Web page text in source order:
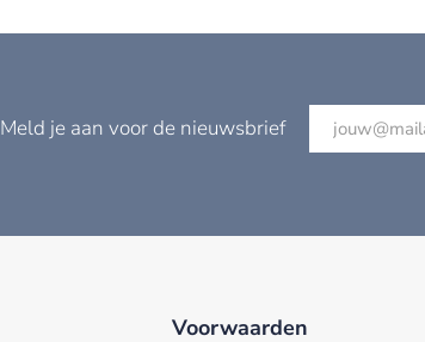
Meld je aan voor de nieuwsbrief
Voorwaarden